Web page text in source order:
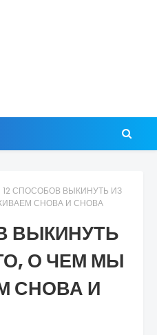
12 СПОСОБОВ ВЫКИНУТЬ ИЗ
СНОВА И СНОВА
ВЫКИНУТЬ
О ЧЕМ МЫ
СНОВА И